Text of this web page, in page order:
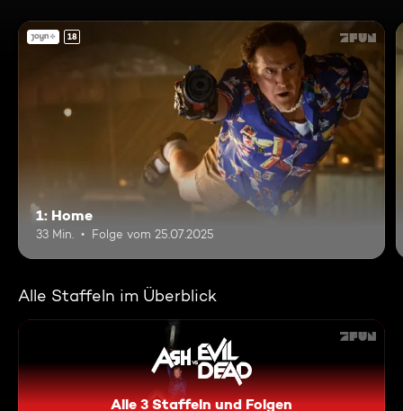
18
1: Home
33 Min. Folge vom 25.07.2025
Alle Staffeln im Überblick
Alle 3 Staffeln und Folgen